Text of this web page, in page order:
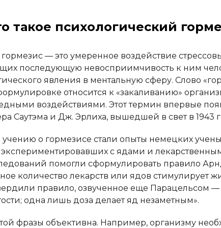
такое психологический
— это умеренное воздействие
последующую невосприимчивость к ним
явления в ментальную сферу. Слово
относится к «закаливанию»
воздействиями. Этот термин впервые
Саутэма и Дж. Эрлиха, вышедшей в свет в 1943
о гормезисе стали опыты немецких
с ядами и
помогли сформулировать правило
количество лекарств или ядов стимулирует
правило, озвученное еще Парацельсом —
одна лишь доза делает яд незаметным».
фразы объективна. Например, организму